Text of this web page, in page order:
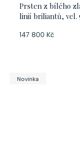
Prsten z bílého
linií briliantů, vel.
147 800 Kč
Novinka